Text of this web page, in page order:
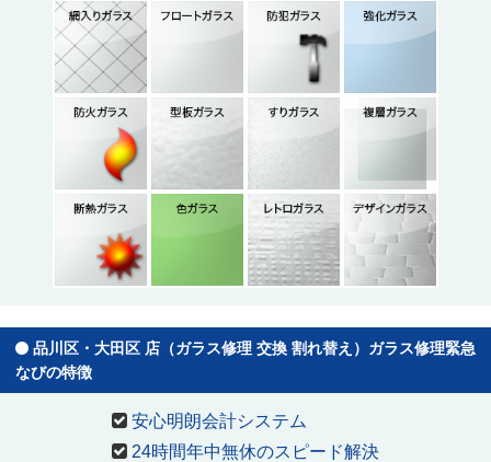
品川区・大田区 店（ガラス修理 交換 割れ替え）ガラス修理緊急
なびの特徴
安心明朗会計システム
24時間年中無休のスピード解決